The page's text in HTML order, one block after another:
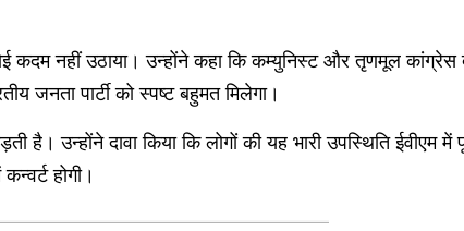
कदम नहीं उठाया। उन्होंने कहा कि कम्युनिस्ट और तृणमूल कांग्रेस
जनता पार्टी को स्पष्ट बहुमत मिलेगा।
उन्होंने दावा किया कि लोगों की यह भारी उपस्थिति ईवीएम में
होगी।